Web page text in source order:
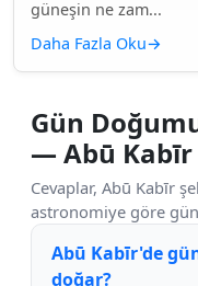
güneşin ne zam...
Daha Fazla Oku→
Gün
— Abū Kabīr
Cevaplar, Abū Kabīr
astronomiye göre
Abū Kabīr'de
doğar?